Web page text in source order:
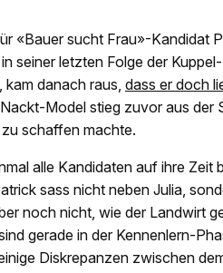
«Bauer sucht Frau»-Kandidat
seiner letzten Folge der
danach raus, dass er doch
Model stieg zuvor aus der
schaffen machte.
alle Kandidaten auf ihre Zeit
sass nicht neben Julia,
noch nicht, wie der Landwirt
gerade in der Kennenlern-
Diskrepanzen zwischen